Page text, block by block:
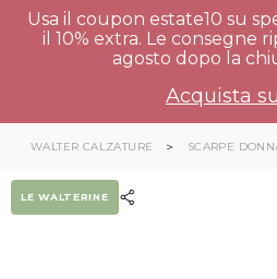
Usa il coupon estate10 su
il 10% extra. Le consegne
agosto dopo la
Acquista
WALTER CALZATURE SCARPE
LE WALTERINE